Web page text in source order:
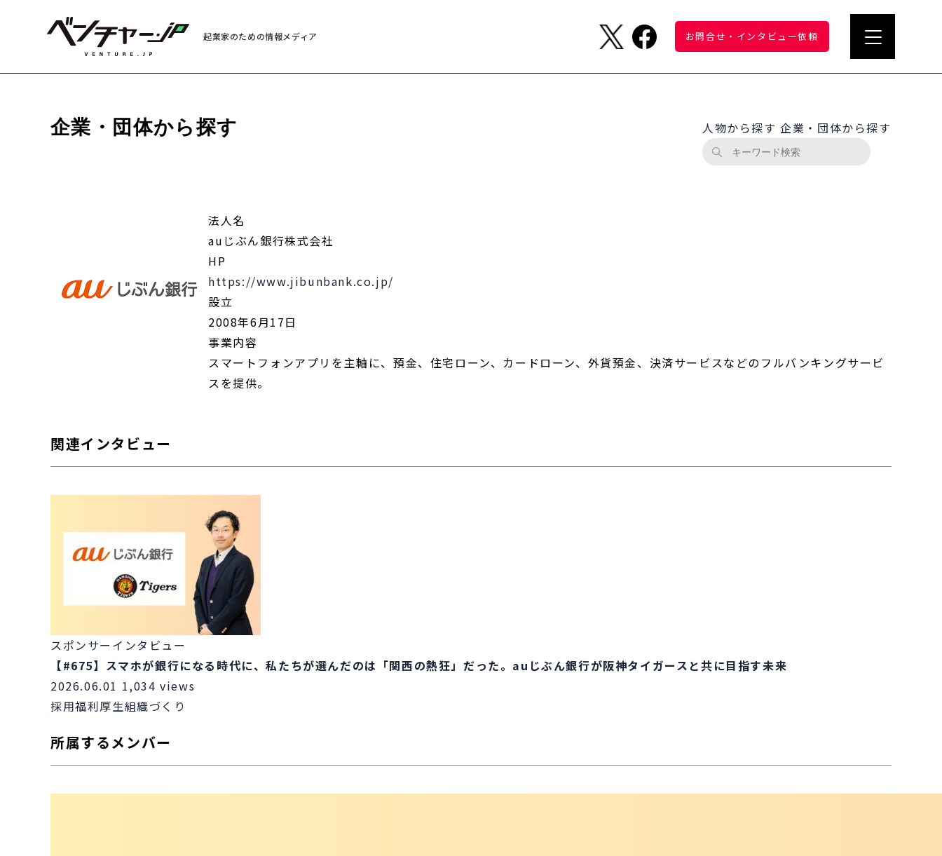
起業家のための情報メディア お問合せ ・ インタビュー依頼
企業・団体から探す 人物から探す 企業・団体から探す
法人名
auじぶん銀行株式会社
HP
https://www.jibunbank.co.jp/
設立
2008年6月17日
事業内容
スマートフォンアプリを主軸に、預金、住宅ローン、カードローン、外貨預金、決済サービスなどのフルバンキングサービ
スを提供。
関連インタビュー
スポンサーインタビュー
【#675】スマホが銀行になる時代に、私たちが選んだのは「関西の熱狂」だった。auじぶん銀行が阪神タイガースと共に目指す未来
2026.06.01 1,034 views
採用福利厚生組織づくり
所属するメンバー